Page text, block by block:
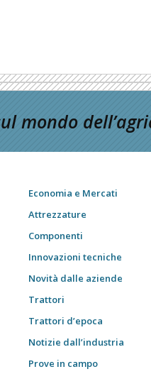
mondo
Economia e Mercati
Attrezzature
Componenti
Innovazioni tecniche
Novità dalle aziende
Trattori
Trattori d’epoca
Notizie dall’industria
Prove in campo